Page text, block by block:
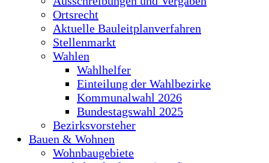
Ortsrecht
Aktuelle Bauleitplanverfahren
Stellenmarkt
Wahlen
Wahlhelfer
Einteilung der Wahlbezirke
Kommunalwahl 2026
Bundestagswahl 2025
Bezirksvorsteher
Bauen & Wohnen
Wohnbaugebiete